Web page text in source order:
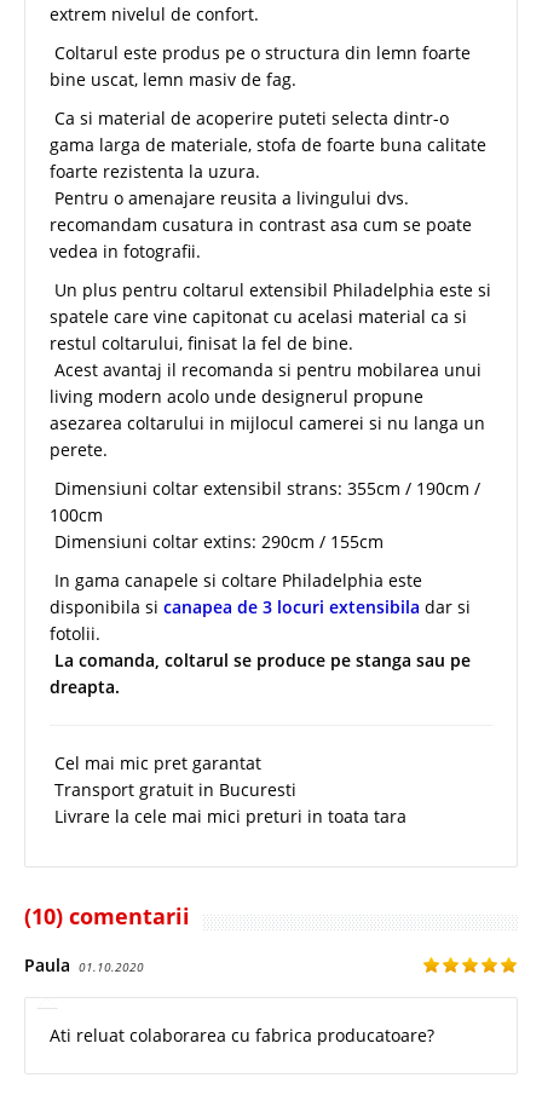
extrem nivelul de confort.
Coltarul este produs pe o structura din lemn foarte
bine uscat, lemn masiv de fag.
Ca si material de acoperire puteti selecta dintr-o
gama larga de materiale, stofa de foarte buna calitate
foarte rezistenta la uzura.
Pentru o amenajare reusita a livingului dvs.
recomandam cusatura in contrast asa cum se poate
vedea in fotografii.
Un plus pentru coltarul extensibil Philadelphia este si
spatele care vine capitonat cu acelasi material ca si
restul coltarului, finisat la fel de bine.
Acest avantaj il recomanda si pentru mobilarea unui
living modern acolo unde designerul propune
asezarea coltarului in mijlocul camerei si nu langa un
perete.
Dimensiuni coltar extensibil strans: 355cm / 190cm /
100cm
Dimensiuni coltar extins: 290cm / 155cm
In gama canapele si coltare Philadelphia este
disponibila si canapea de 3 locuri extensibila dar si
fotolii.
La comanda, coltarul se produce pe stanga sau pe
dreapta.
Cel mai mic pret garantat
Transport gratuit in Bucuresti
Livrare la cele mai mici preturi in toata tara
(10) comentarii
Paula 01.10.2020
Ati reluat colaborarea cu fabrica producatoare?